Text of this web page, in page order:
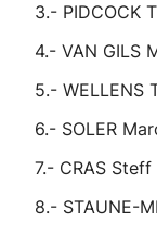
3.- PIDCOCK
4.- VAN GILS
5.- WELLENS
6.- SOLER
7.- CRAS
8.- STAUNE-